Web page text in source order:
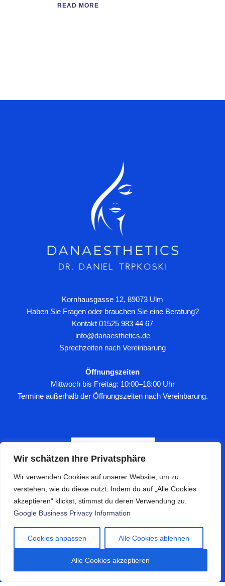
Wir schätzen Ihre Privatsphäre
Wir verwenden Cookies auf unserer Website, um zu
verstehen, wie du diese nutzt. Indem du auf „Alle Cookies
akzeptieren“ klickst, stimmst du deren Verwendung zu.
Google Business Privacy Information
Cookies anpassen Alle Cookies ablehnen
Alle Cookies akzeptieren
Kornhausgasse 12, 89073 Ulm
Haben Sie Fragen oder brauchen Sie eine Beratung?
Kontakt 01525 983 44 67
info@danaesthetics.de
Öffnungszeiten
Mittwoch bis Freitag: 10:00–18:00 Uhr
IMPRESSUM
DATENSCHUTZ
Facebook
Instagram
danaesthetics.deAlle Rechte vorbehalten